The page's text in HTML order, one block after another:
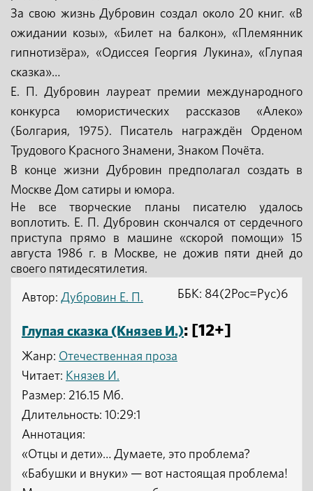
За свою жизнь Дубровин создал около 20 книг. «В
ожидании козы», «Билет на балкон», «Племянник
гипнотизёра», «Одиссея Георгия Лукина», «Глупая
сказка»…
Е. П. Дубровин лауреат премии международного
конкурса юмористических рассказов «Алеко»
(Болгария, 1975). Писатель награждён Орденом
Трудового Красного Знамени, Знаком Почёта.
В конце жизни Дубровин предполагал создать в
Москве Дом сатиры и юмора.
Не все творческие планы писателю удалось
воплотить. Е. П. Дубровин скончался от сердечного
приступа прямо в машине «скорой помощи» 15
августа 1986 г. в Москве, не дожив пяти дней до
своего пятидесятилетия.
Автор: Дубровин Е. П.
Глупая сказка (Князев И.): [12+]
Жанр: Отечественная проза
Читает: Князев И.
ББК: 84(2Рос=Рус)6
Размер: 216.15 Мб.
Длительность: 10:29:1
Аннотация:
«Отцы и дети»… Думаете, это проблема?
«Бабушки и внуки» — вот настоящая проблема!